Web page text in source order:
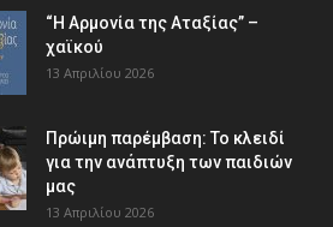
“Η Αρμονία της Αταξίας” –
χαϊκού
13 Απριλίου 2026
Πρώιμη παρέμβαση: Το κλειδί
για την ανάπτυξη των παιδιών
µας
13 Απριλίου 2026